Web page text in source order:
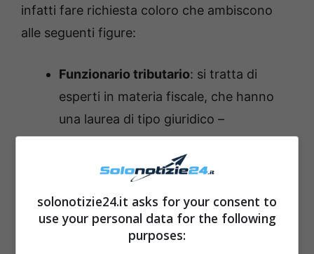
infatti fare richiesta coloro che ambiscono
alle seguenti figure:
Funzionario tributario: si tratta di
esperti in materia fiscale, che hanno
una laurea di tipo giuridico –
economico e delle competenze in
diritto tributario, diritto amministrativo
e civile, scienze della finanza, statistica
e contabilità aziendale;
Funzionario servizi di pubblicità
solonotizie24.it asks for your consent to
use your personal data for the following
purposes: